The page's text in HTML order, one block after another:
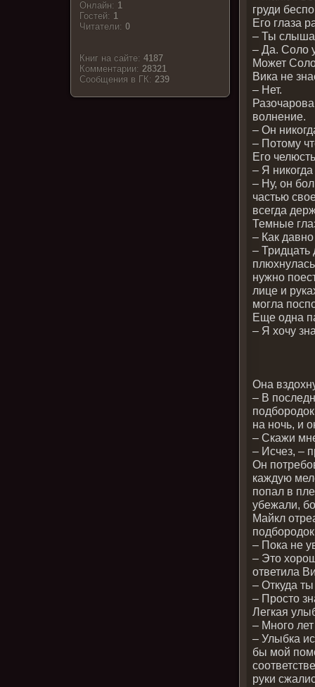
Онлайн: 1
Гостей: 1
Читатели:0
Книг на сайте:4187
Комментарии:28321
Cообщения в ГК:239
груди
Его глаза
– Ты
– Да. Соло
Может
Вика не
– Нет.
волнение.
– Он
– Потому
Его
– Я
– Ну, он
частью
всегда
Темные
– Как
– Тридцать
нужно
лице и
могла
Еще одна
– Я
Она
– В
на ночь, и
– Скажи
– Исчез, –
Он
каждую
попал в
убежали,
Майкл
– Пока не
– Это
ответила
– Откуда
– Просто
Легкая
– Много
– Улыбка
бы мой
руки